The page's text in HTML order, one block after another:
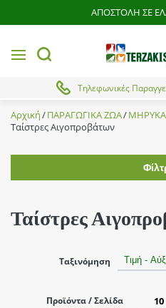
ΑΠΟΣΤΟΛΗ ΣΕ
Τηλεφωνικές
MENUbutton.search
Αρχική ΠΑΡΑΓΩΓΙΚΑ ΖΩΑ
Ταίστρες Αιγοπροβάτων
Προσφορά
Ταίστρες
Ταξινόμηση
Προϊόντα / Σελίδα 10